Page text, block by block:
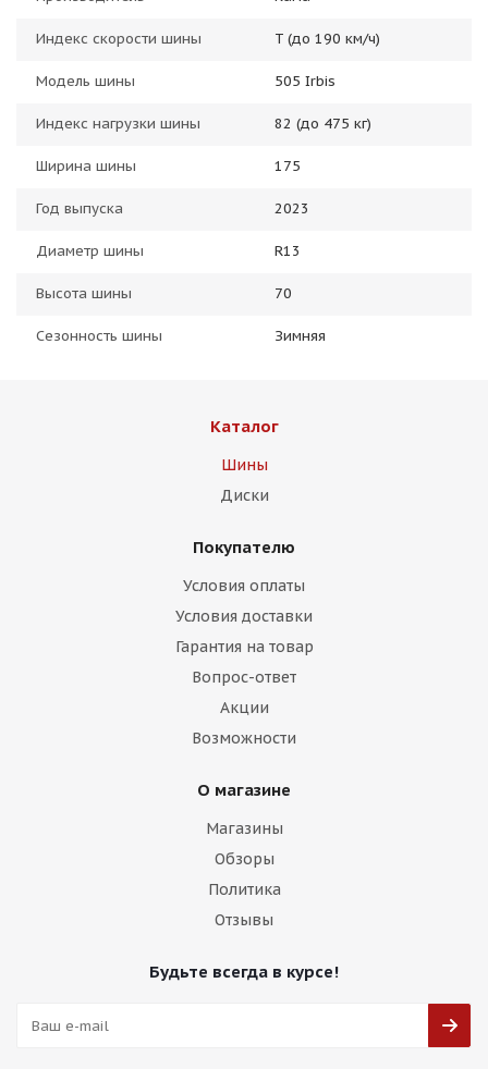
Индекс скорости шины T (до 190 км/ч)
Модель шины 505 Irbis
Индекс нагрузки шины 82 (до 475 кг)
Ширина шины 175
Год выпуска 2023
Диаметр шины R13
Высота шины 70
Сезонность шины Зимняя
Каталог
Шины
Диски
Покупателю
Условия оплаты
Условия доставки
Гарантия на товар
Вопрос-ответ
Акции
Возможности
О магазине
Магазины
Обзоры
Политика
Отзывы
Будьте всегда в курсе!